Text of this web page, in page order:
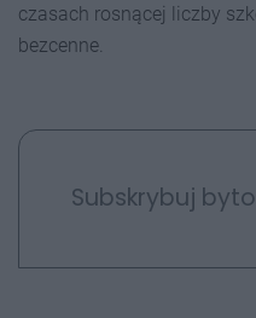
czasach rosnącej liczby
bezcenne.
Subskrybuj